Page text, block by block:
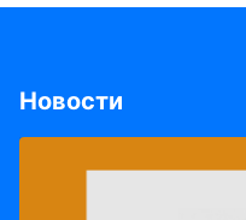
Новости